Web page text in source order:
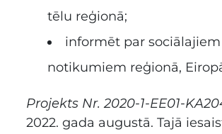
tēlu reģionā;
informēt par
notikumiem reģionā,
Projekts Nr. 2020-1-EE01-
2022. gada augustā. Tajā